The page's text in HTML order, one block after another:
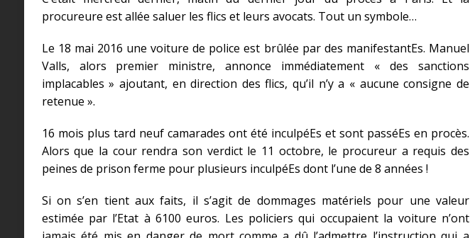
procureure est allée saluer les flics et leurs avocats. Tout un symbole…
Le 18 mai 2016 une voiture de police est brûlée par des manifestantEs. Manuel
Valls, alors premier ministre, annonce immédiatement « des sanctions
implacables » ajoutant, en direction des flics, qu’il n’y a « aucune consigne de
retenue ».
16 mois plus tard neuf camarades ont été inculpéEs et sont passéEs en procès.
Alors que la cour rendra son verdict le 11 octobre, le procureur a requis des
peines de prison ferme pour plusieurs inculpéEs dont l’une de 8 années !
Si on s’en tient aux faits, il s’agit de dommages matériels pour une valeur
estimée par l’Etat à 6100 euros. Les policiers qui occupaient la voiture n’ont